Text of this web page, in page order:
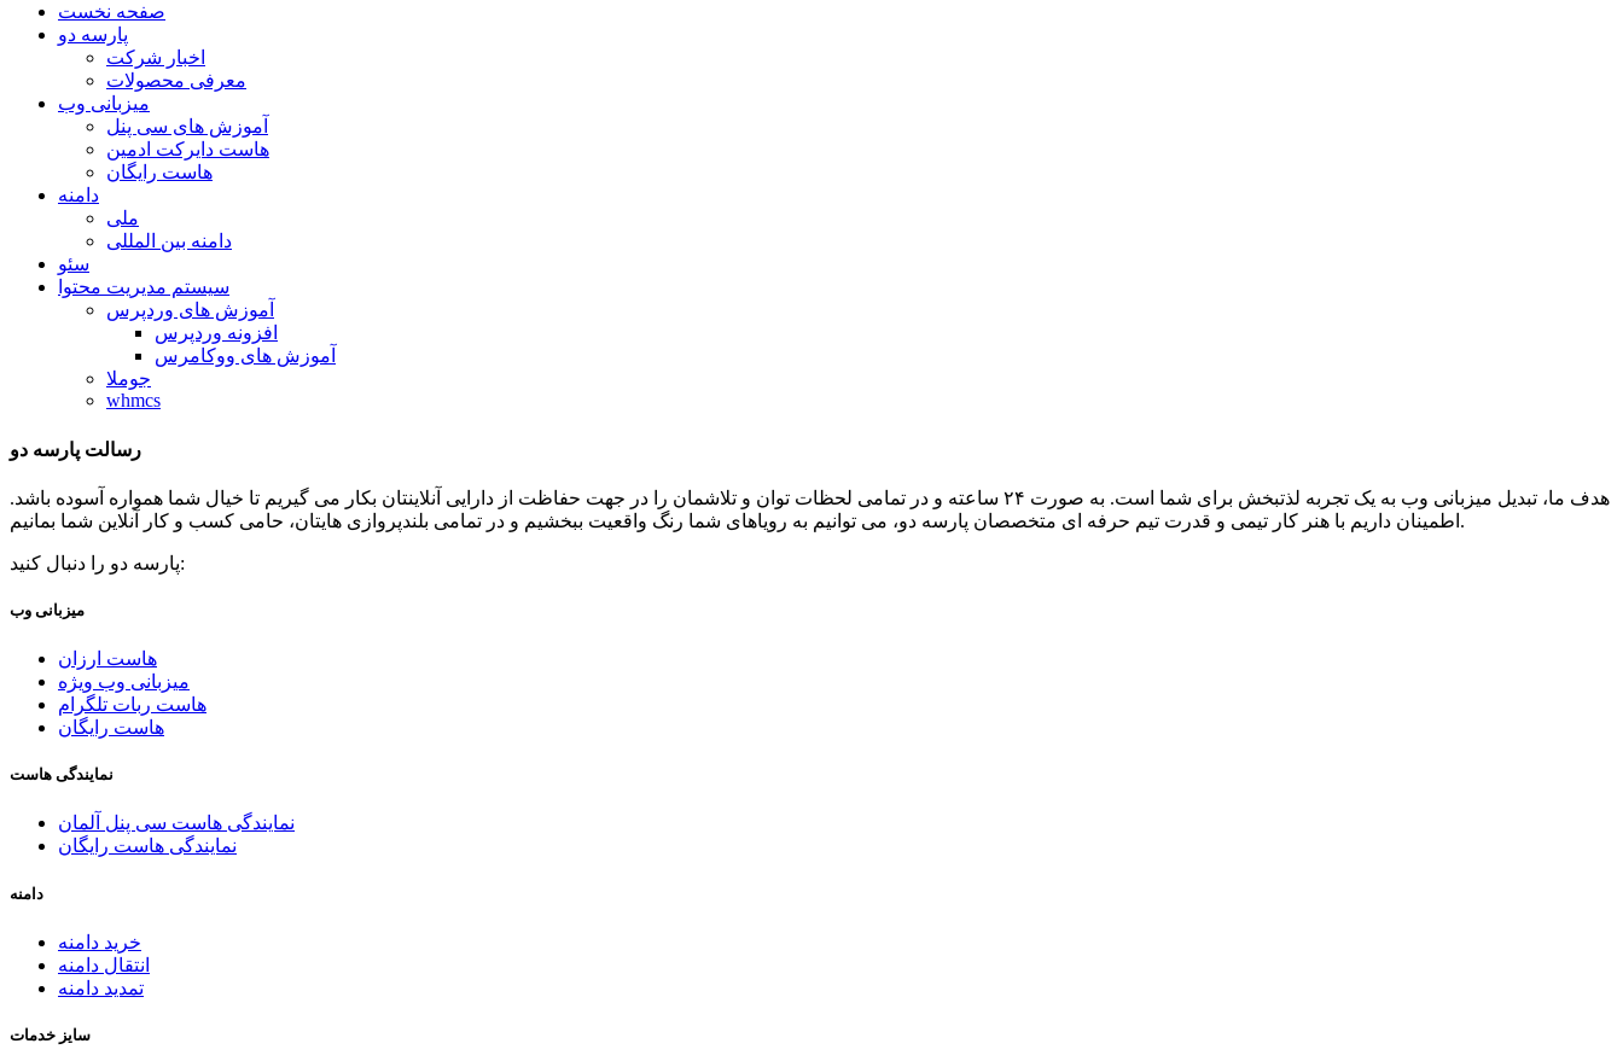
صفحه نخست
پارسه دو
اخبار شرکت
معرفی محصولات
میزبانی وب
آموزش های سی پنل
هاست دایرکت ادمین
هاست رایگان
دامنه
ملی
دامنه بین المللی
سئو
سیستم مدیریت محتوا
آموزش های وردپرس
افزونه وردپرس
آموزش های ووکامرس
جوملا
whmcs
رسالت پارسه دو
هدف ما، تبدیل میزبانی وب به یک تجربه لذتبخش برای شما است. به صورت ۲۴ ساعته و در تمامی لحظات توان و تلاشمان را در جهت حفاظت از دارایی آنلاینتان بکار می گیریم تا خیال شما همواره آسوده باشد.
اطمینان داریم با هنر کار تیمی و قدرت تیم حرفه ای متخصصان پارسه دو، می توانیم به رویاهای شما رنگ واقعیت ببخشیم و در تمامی بلندپروازی هایتان، حامی کسب و کار آنلاین شما بمانیم.
پارسه دو را دنبال کنید:
میزبانی وب
هاست ارزان
میزبانی وب ویژه
هاست ربات تلگرام
هاست رایگان
نمایندگی هاست
نمایندگی هاست سی پنل آلمان
نمایندگی هاست رایگان
دامنه
خرید دامنه
انتقال دامنه
تمدید دامنه
سایز خدمات